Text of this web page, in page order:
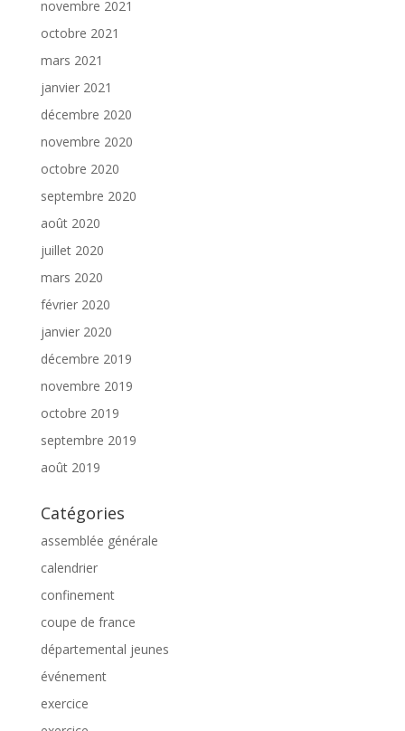
novembre 2021
octobre 2021
mars 2021
janvier 2021
décembre 2020
novembre 2020
octobre 2020
septembre 2020
août 2020
juillet 2020
mars 2020
février 2020
janvier 2020
décembre 2019
novembre 2019
octobre 2019
septembre 2019
août 2019
Catégories
assemblée générale
calendrier
confinement
coupe de france
départemental jeunes
événement
exercice